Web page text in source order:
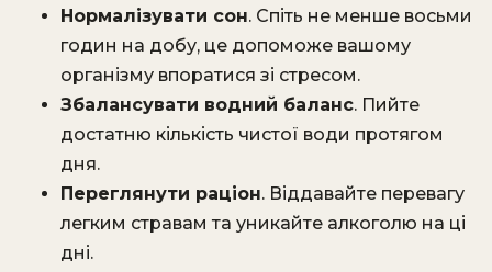
Нормалізувати сон. Спіть не менше восьми
годин на добу, це допоможе вашому
організму впоратися зі стресом.
Збалансувати водний баланс. Пийте
достатню кількість чистої води протягом
дня.
Переглянути раціон. Віддавайте перевагу
легким стравам та уникайте алкоголю на ці
дні.